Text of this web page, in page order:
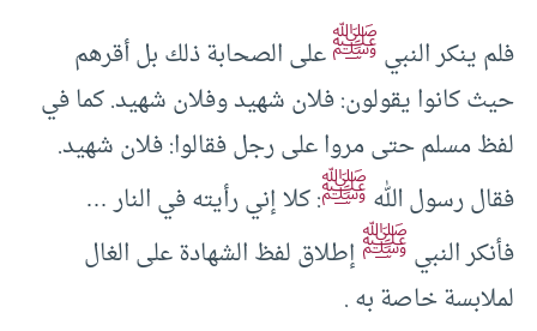
فلم ينكر النبيﷺعلى الصحابة ذلك بل أقرهم
حيث كانوا يقولون: فلان شهيد وفلان شهيد. كما في
لفظ مسلم حتى مروا على رجل فقالوا: فلان شهيد.
فقال رسول اللهﷺ: كلا إني رأيته في النار …
فأنكر النبيﷺإطلاق لفظ الشهادة على الغال
لملابسة خاصة به .